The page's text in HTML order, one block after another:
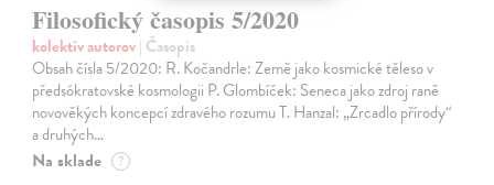
Filosofický časopis 5/2020
kolektív autorov| Časopis
Obsah čísla 5/2020: R. Kočandrle: Země jako kosmické těleso v
předsókratovské kosmologii P. Glombíček: Seneca jako zdroj raně
novověkých koncepcí zdravého rozumu T. Hanzal: „Zrcadlo přírody“
a druhých…
Na sklade ?